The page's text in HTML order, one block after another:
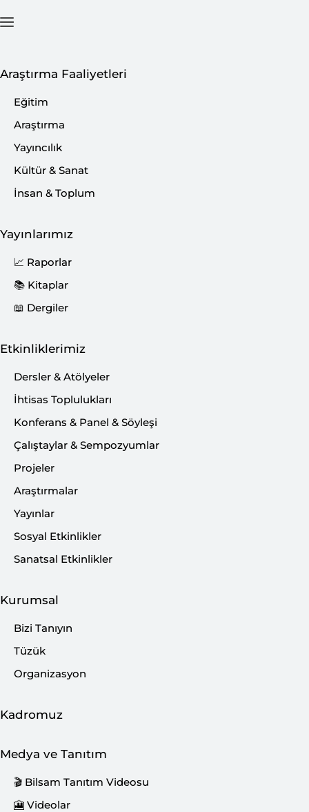
Araştırma Faaliyetleri
Eğitim
Araştırma
Yayıncılık
Kültür & Sanat
İnsan & Toplum
Yayınlarımız
📈 Raporlar
📚 Kitaplar
📖 Dergiler
Etkinliklerimiz
Dersler & Atölyeler
İhtisas Toplulukları
Konferans & Panel & Söyleşi
Çalıştaylar & Sempozyumlar
Projeler
Araştırmalar
Yayınlar
Sosyal Etkinlikler
Sanatsal Etkinlikler
Kurumsal
Bizi Tanıyın
Tüzük
Organizasyon
Kadromuz
Medya ve Tanıtım
🎬 Bilsam Tanıtım Videosu
🎦 Videolar